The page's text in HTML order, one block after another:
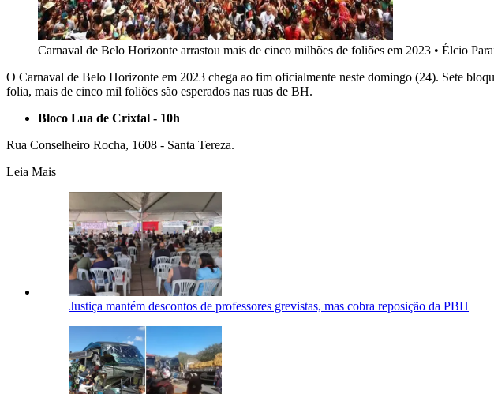
Carnaval de Belo Horizonte arrastou mais de cinco milhões de foliões em 2023 • Élcio
O Carnaval de Belo Horizonte em 2023 chega ao fim oficialmente neste domingo (24). Sete
folia, mais de cinco mil foliões são esperados nas ruas de BH.
Bloco Lua de Crixtal - 10h
Rua Conselheiro Rocha, 1608 - Santa Tereza.
Leia Mais
Justiça mantém descontos de professores grevistas, mas cobra reposição da PBH